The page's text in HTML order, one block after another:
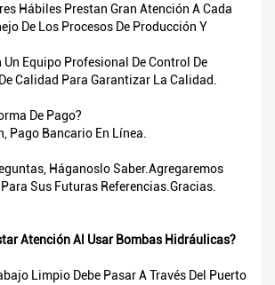
Hábiles Prestan Gran Atención A Cada
De Los Procesos De Producción Y
Equipo Profesional De Control De
Calidad Para Garantizar La Calidad.
De Pago?
Pago Bancario En Línea.
Háganoslo Saber.Agregaremos
Sus Futuras Referencias.Gracias.
Atención Al Usar Bombas Hidráulicas?
Limpio Debe Pasar A Través Del Puerto